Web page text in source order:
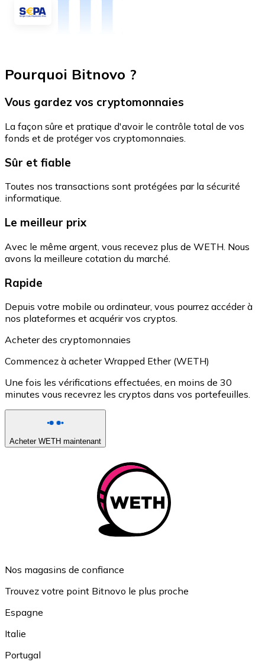
Pourquoi Bitnovo ?
Vous gardez vos cryptomonnaies
La façon sûre et pratique d'avoir le contrôle total de vos
fonds et de protéger vos cryptomonnaies.
Sûr et fiable
Toutes nos transactions sont protégées par la sécurité
informatique.
Le meilleur prix
Avec le même argent, vous recevez plus de WETH. Nous
avons la meilleure cotation du marché.
Rapide
Depuis votre mobile ou ordinateur, vous pourrez accéder à
nos plateformes et acquérir vos cryptos.
Acheter des cryptomonnaies
Commencez à acheter Wrapped Ether (WETH)
Une fois les vérifications effectuées, en moins de 30
minutes vous recevrez les cryptos dans vos portefeuilles.
Acheter WETH maintenant
Nos magasins de confiance
Trouvez votre point Bitnovo le plus proche
Espagne
Italie
Portugal